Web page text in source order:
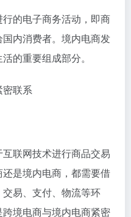
的电子商务活动，即商
内消费者。境内电商发
的重要组成部分。
密联系
联网技术进行商品交易
是境内电商，都需要借
易、支付、物流等环
境电商与境内电商紧密